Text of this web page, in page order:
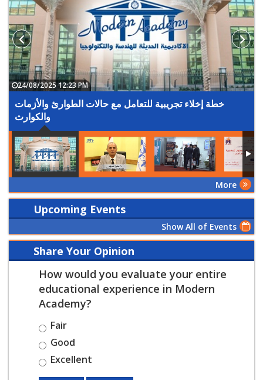
خطة إخلاء تجريبية للتعامل مع حالات الطوارئ والأزمات
والكوارث
24/08/2025 12:23 PM
More
Upcoming Events
Show All of Events
Share Your Opinion
How would you evaluate your entire
educational experience in Modern
Academy?
Fair
Good
Excellent